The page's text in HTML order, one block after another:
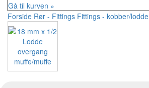
Gå til kurven »
Forside Rør - Fittings Fittings - kobber/lodde